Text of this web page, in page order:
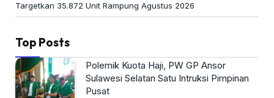
Targetkan 35.872 Unit Rampung Agustus 2026
Top Posts
Polemik Kuota Haji, PW GP Ansor
Sulawesi Selatan Satu Intruksi Pimpinan
Pusat